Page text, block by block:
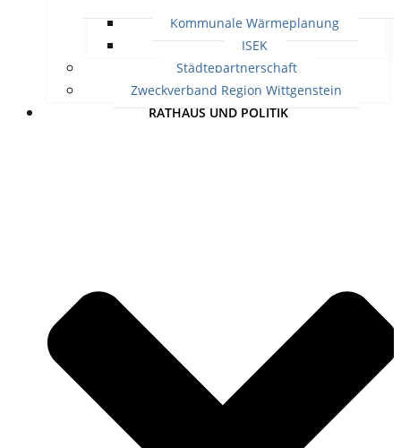
Kommunale Wärmeplanung
ISEK
Städtepartnerschaft
Zweckverband Region Wittgenstein
RATHAUS UND POLITIK